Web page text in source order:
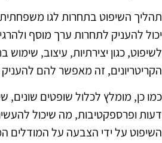
תהליך השיפוט בתחרות לגו
יכול להעניק לתחרות ערך מוסף
לשיפוט, כגון יצירתיות, עיצוב,
הקריטריונים, זה מאפשר להם
כמו כן, מומלץ לכלול שופטים שונים,
דעות ופרספקטיבות, מה שיכול
השיפוט על ידי הצבעה על המודלים